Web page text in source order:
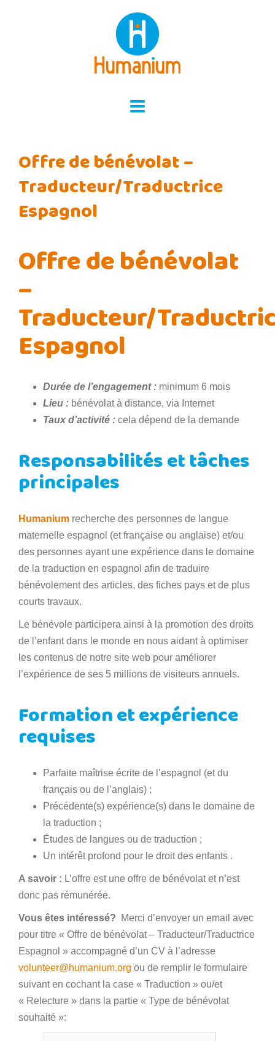
Offre de bénévolat –
Traducteur/Traductrice
Espagnol
Offre de bénévolat
–
Traducteur/
Espagnol
Durée de l’engagement : minimum 6 mois
Lieu : bénévolat à distance, via Internet
Taux d’activité : cela dépend de la demande
Responsabilités et tâches
principales
Humanium recherche des personnes de langue
maternelle espagnol (et française ou anglaise) et/ou
des personnes ayant une expérience dans le domaine
de la traduction en espagnol afin de traduire
bénévolement des articles, des fiches pays et de plus
courts travaux.
Le bénévole participera ainsi à la promotion des droits
de l’enfant dans le monde en nous aidant à optimiser
les contenus de notre site web pour améliorer
l’expérience de ses 5 millions de visiteurs annuels.
Formation et expérience
requises
Parfaite maîtrise écrite de l’espagnol (et du
français ou de l’anglais) ;
Précédente(s) expérience(s) dans le domaine de
la traduction ;
Études de langues ou de traduction ;
Un intérêt profond pour le droit des enfants .
A savoir : L’offre est une offre de bénévolat et n’est
donc pas rémunérée.
Vous êtes intéressé?
Merci d’envoyer un email avec
pour titre « Offre de bénévolat – Traducteur/Traductrice
Espagnol » accompagné d’un CV à l’adresse
volunteer@humanium.org ou de remplir le formulaire
suivant en cochant la case « Traduction » ou/et
« Relecture » dans la partie « Type de bénévolat
souhaité »: